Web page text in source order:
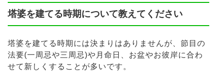
塔婆を建てる時期について教えてください
塔婆を建てる時期には決まりはありませんが、節目の
法要(一周忌や三周忌)や月命日、お盆やお彼岸に合わ
せて新しくすることが多いです。